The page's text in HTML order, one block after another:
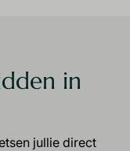
in
jullie direct